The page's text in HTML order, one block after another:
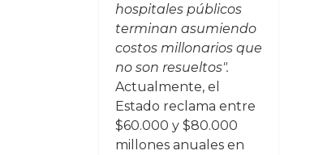
hospitales públicos
terminan asumiendo
costos millonarios que
no son resueltos".
Actualmente, el
Estado reclama entre
$60.000 y $80.000
millones anuales en